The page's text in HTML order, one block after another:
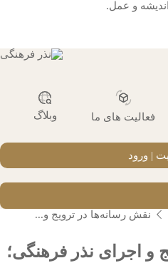
و عمل.
فعالیت های ما وبلاگ
| ورود
نقش رسانه‌ها در ترویج و...
و اجرای نذر فرهنگی؛